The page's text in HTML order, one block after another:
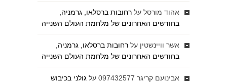
אהוד מורסל על רחובות ברסלאו, גרמניה,
בחודשים האחרונים של מלחמת העולם השנייה
אשר וויינשטין על רחובות ברסלאו, גרמניה,
בחודשים האחרונים של מלחמת העולם השנייה
אבינועם קריגר 097432577 על גולני בכיבוש